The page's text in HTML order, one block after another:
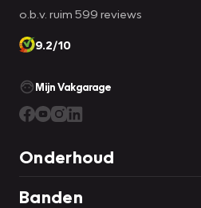
o.b.v. ruim 599 reviews
9.2/10
Mijn Vakgarage
Onderhoud
Banden